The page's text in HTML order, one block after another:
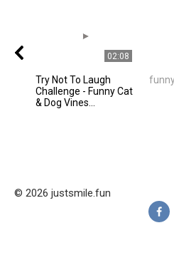
02:08
Try Not To Laugh
Challenge - Funny Cat
& Dog Vines...
© 2026 justsmile.fun